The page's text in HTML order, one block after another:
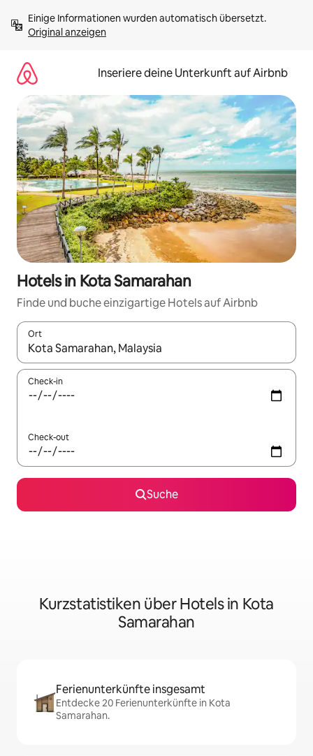
Inhalten
springenOriginal anzeigen
Inseriere deine Unterkunft auf Airbnb
Hotels in Kota Samarahan
Finde und buche einzigartige Hotels auf Airbnb
Ort
Wenn Ergebnisse verfügbar sind, navigiere mit den
Check-in
Check-out
Suche
Kurzstatistiken über Hotels in Kota
Samarahan
Ferienunterkünfte insgesamt
Entdecke 20 Ferienunterkünfte in Kota
Samarahan.